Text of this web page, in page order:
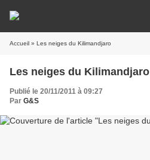
Accueil » Les neiges du Kilimandjaro
Les neiges du Kilimandjaro
Publié le 20/11/2011 à 09:27
Par G&S